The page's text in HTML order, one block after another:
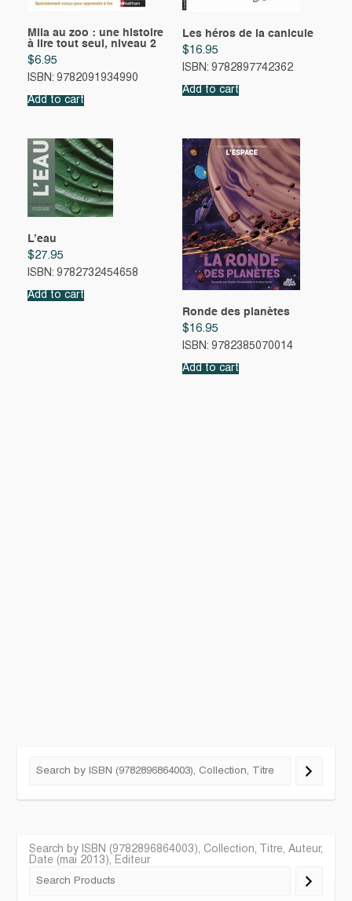
Mila au zoo : une histoire
à lire tout seul, niveau 2
$6.95
ISBN: 9782091934990
Add to cart
Les héros de la canicule
$16.95
ISBN: 9782897742362
Add to cart
L’eau
$27.95
ISBN: 9782732454658
Add to cart
Ronde des planètes
$16.95
ISBN: 9782385070014
Add to cart
Search by ISBN (9782896864003), Collection, Titre, Auteur,
Date (mai 2013), Editeur